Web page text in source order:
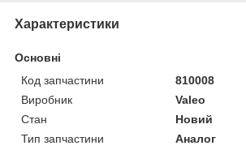
Характеристики
Основні
Код запчастини
810008
Виробник
Valeo
Стан
Новий
Тип запчастини
Аналог